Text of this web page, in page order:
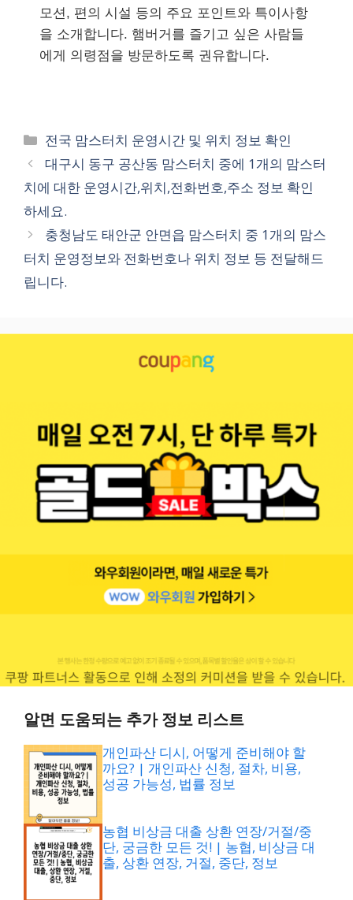
모션, 편의 시설 등의 주요 포인트와 특이사항
을 소개합니다. 햄버거를 즐기고 싶은 사람들
에게 의령점을 방문하도록 권유합니다.
카
테
고
리
전국 맘스터치 운영시간 및 위치 정보 확인
대구시 동구 공산동 맘스터치 중에 1개의 맘스터
치에 대한 운영시간,위치,전화번호,주소 정보 확인
하세요.
충청남도 태안군 안면읍 맘스터치 중 1개의 맘스
터치 운영정보와 전화번호나 위치 정보 등 전달해드
립니다.
알면 도움되는 추가 정보 리스트
개인파산 디시, 어떻게 준비해야 할
까요? | 개인파산 신청, 절차, 비용,
성공 가능성, 법률 정보
농협 비상금 대출 상환 연장/거절/중
단, 궁금한 모든 것! | 농협, 비상금 대
출, 상환 연장, 거절, 중단, 정보